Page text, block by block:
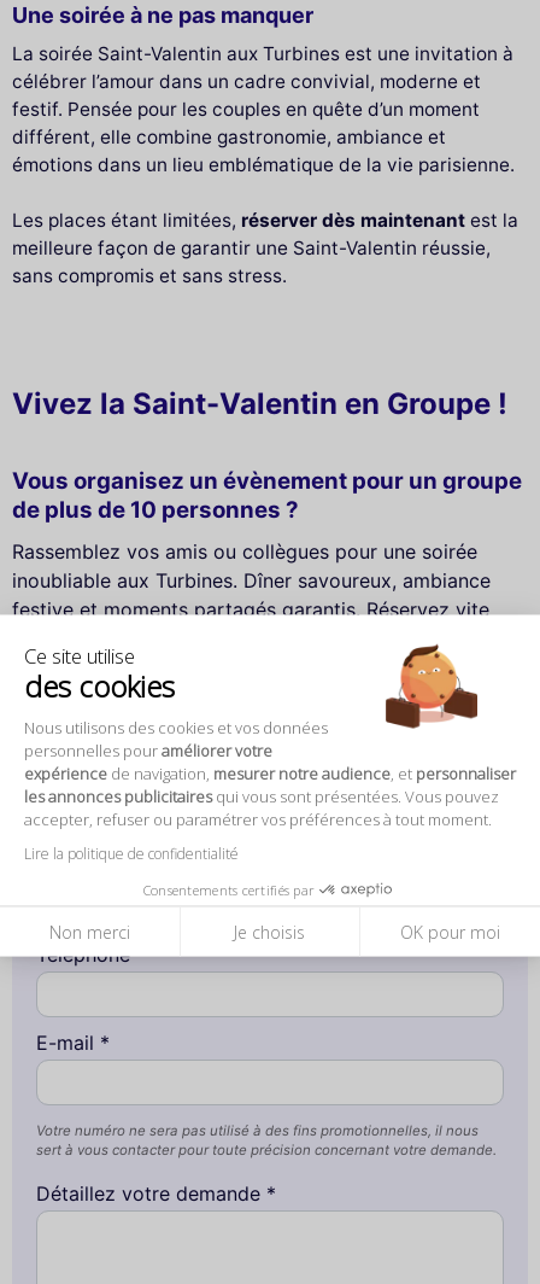
Ce site utilise
des cookies
Nous utilisons des cookies et vos données
personnelles pouraméliorer votre
expérience de navigation, mesurer notre audience , et personnaliser
les annonces publicitairesqui vous sont présentées. Vous pouvez
accepter, refuser ou paramétrer vos préférences à tout moment.
Lire la politique de confidentialité
Consentements certifiés par
Non merci Je choisis OK pour moi
Une soirée à ne pas manquer
La soirée Saint-Valentin aux Turbines est une invitation à
célébrer l’amour dans un cadre convivial, moderne et
festif. Pensée pour les couples en quête d’un moment
différent, elle combine gastronomie, ambiance et
émotions dans un lieu emblématique de la vie parisienne.
Les places étant limitées, réserver dès maintenant est la
meilleure façon de garantir une Saint-Valentin réussie,
sans compromis et sans stress.
Vivez la Saint-Valentin en Groupe !
Vous organisez un évènement pour un groupe
de plus de 10 personnes ?
Rassemblez vos amis ou collègues pour une soirée
inoubliable aux Turbines. Dîner savoureux, ambiance
festive et moments partagés garantis. Réservez vite
votre table et remplissez le formulaire pour vivre cette
expérience unique ensemble !
Vous pouvez également nous contacter au 01 48 74
05 10 pour vos demandes
Nom *
Entreprise / Association
Téléphone *
E-mail *
Votre numéro ne sera pas utilisé à des fins promotionnelles, il nous
sert à vous contacter pour toute précision concernant votre demande.
Détaillez votre demande *